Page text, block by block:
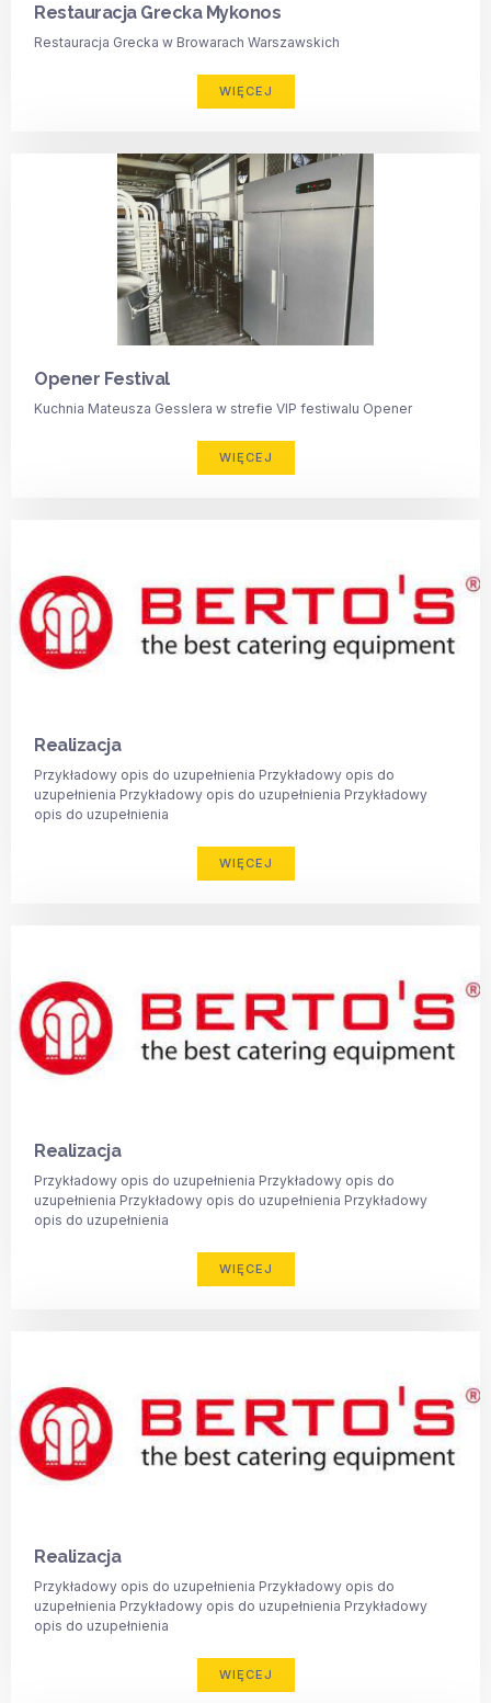
Restauracja Grecka Mykonos
Restauracja Grecka w Browarach Warszawskich
WIĘCEJ
Opener Festival
Kuchnia Mateusza Gesslera w strefie VIP festiwalu Opener
WIĘCEJ
Realizacja
Przykładowy opis do uzupełnienia Przykładowy opis do
uzupełnienia Przykładowy opis do uzupełnienia Przykładowy
opis do uzupełnienia
WIĘCEJ
Realizacja
Przykładowy opis do uzupełnienia Przykładowy opis do
uzupełnienia Przykładowy opis do uzupełnienia Przykładowy
opis do uzupełnienia
WIĘCEJ
Realizacja
Przykładowy opis do uzupełnienia Przykładowy opis do
uzupełnienia Przykładowy opis do uzupełnienia Przykładowy
opis do uzupełnienia
WIĘCEJ